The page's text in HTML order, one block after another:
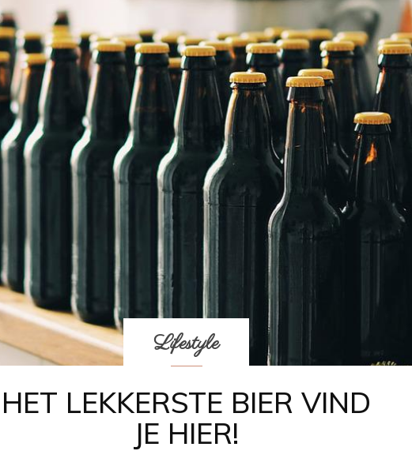
Lifestyle
HET LEKKERSTE BIER VIND
JE HIER!